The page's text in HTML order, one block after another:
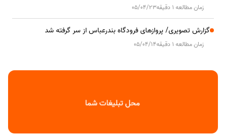
زمان مطالعه 1 دقیقه 05/04/23
گزارش تصویری/ پروازهای فرودگاه بندرعباس از سر گرفته شد
زمان مطالعه 1 دقیقه 05/04/14